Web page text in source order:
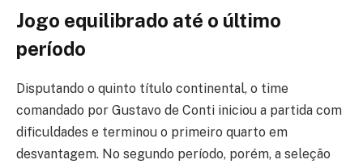
Jogo equilibrado até o último
período
Disputando o quinto título continental, o time
comandado por Gustavo de Conti iniciou a partida com
dificuldades e terminou o primeiro quarto em
desvantagem. No segundo período, porém, a seleção